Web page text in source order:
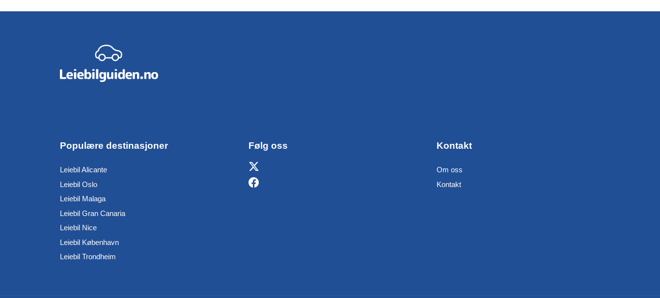
Populære destinasjoner
Leiebil Alicante
Leiebil Oslo
Leiebil Malaga
Leiebil Gran Canaria
Leiebil Nice
Leiebil København
Leiebil Trondheim
Følg oss Kontakt
Om oss
Kontakt